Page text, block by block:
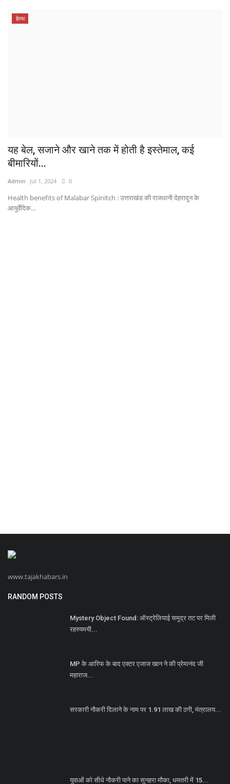
हेल्थ
यह बेल, सजाने और खाने तक में होती है इस्तेमाल, कई
बीमारियों...
Admin Jul 1, 2024 0
Health benefits of Malabar Spinitch : उत्तराखंड की राजधानी देहरादून के
आयुर्वेदिक...
www.tajakhabars.in
RANDOM POSTS
Mystery Object Found: ऑस्ट्रेलियाई समुद्र तट पर मिली
रहस्यमयी...
MP के आरिफ के बाद एक्टर एजाज खान ने की प्रेमानंद जी
महाराज...
सरकारी नौकरी दिलाने के नाम पर 1.91 लाख की ठगी, मंत्रालय...
युवाओं को सीधे नौकरी पाने का सुनहरा मौका, धमतरी में 15...